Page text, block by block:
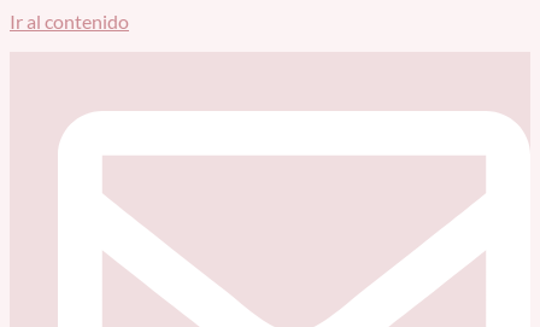
Ir al contenido